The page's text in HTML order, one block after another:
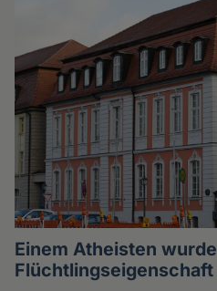
Einem Atheisten